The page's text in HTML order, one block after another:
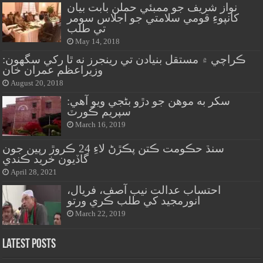
نواز شريف جو ممبئي حملن بابت بيان
کانپوءِ قومي سلامتي جو اجلاس سومر
تي طلب
May 14, 2018
ڪراچي ۾ مستقل بنيادن تي رينجرز نه ٿا رکي سگهون:
وزيراعظم عمران خان
August 20, 2018
سکر به موهن جو دڙو بڻجي ويو آهي:
سپريم ڪورٽ
March 16, 2019
سنڌ حڪومت ڪتن پڪڙڻ لاءِ 24 ڪروڙ رپين جون
گاڏيون خريد ڪندي
April 28, 2021
احتساب عدالت نيب آصف، فريال،
انورمجيد کي طلب ڪري ورتو
March 22, 2019
Latest Posts